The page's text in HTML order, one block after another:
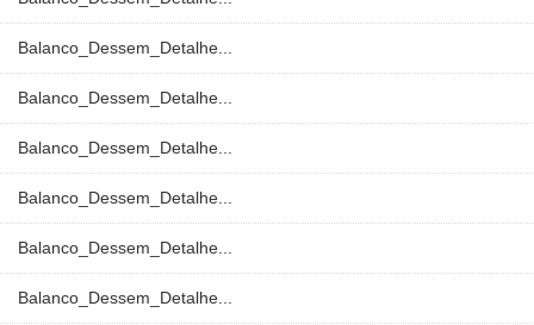
Balanco_Dessem_Detalhe...
Balanco_Dessem_Detalhe...
Balanco_Dessem_Detalhe...
Balanco_Dessem_Detalhe...
Balanco_Dessem_Detalhe...
Balanco_Dessem_Detalhe...